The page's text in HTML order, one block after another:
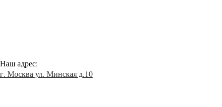
Наш адрес:
г. Москва ул. Минская д.10